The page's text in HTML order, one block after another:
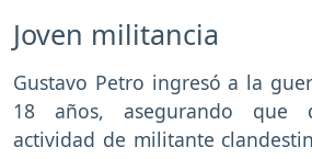
Joven militancia
Gustavo Petro ingresó a la
18 años, asegurando que
actividad de militante